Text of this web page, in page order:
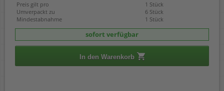
Preis gilt pro
1 Stück
Umverpackt zu
6 Stück
Mindestabnahme
1 Stück
sofort verfügbar
In den Warenkorb